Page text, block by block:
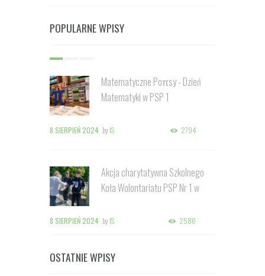
POPULARNE WPISY
Matematyczne Poπsy - Dzień
Matematyki w PSP 1
8 SIERPIEŃ 2024 by IS 2794
Akcja charytatywna Szkolnego
Koła Wolontariatu PSP Nr 1 w
8 SIERPIEŃ 2024 by IS 2586
OSTATNIE WPISY